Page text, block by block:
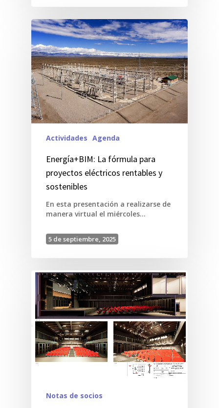
Actividades Agenda
Energía+BIM: La fórmula para
proyectos eléctricos rentables y
sostenibles
En esta presentación a realizarse de
manera virtual el miércoles…
5 de septiembre, 2025
Notas de socios